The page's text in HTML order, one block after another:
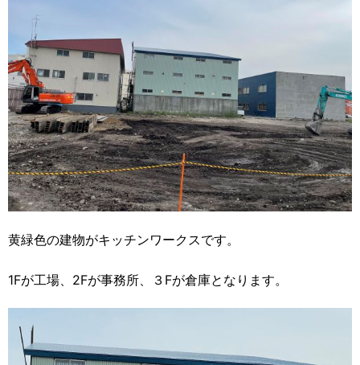
黄緑色の建物がキッチンワークスです。
1Fが工場、2Fが事務所、３Fが倉庫となります。